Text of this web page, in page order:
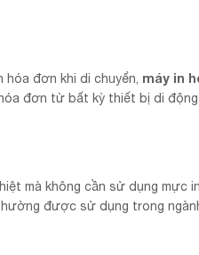
đơn khi di chuyển, máy in
đơn từ bất kỳ thiết bị di
mà không cần sử dụng mực
được sử dụng trong